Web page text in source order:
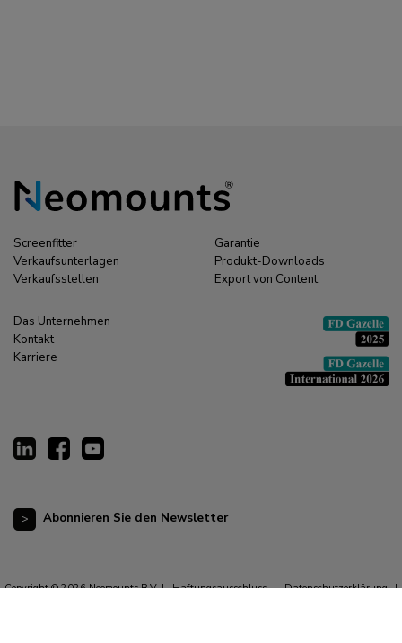
Screenfitter
Verkaufsunterlagen
Verkaufsstellen
Garantie
Produkt-Downloads
Export von Content
Das Unternehmen
Kontakt
Karriere
Abonnieren Sie den Newsletter
Copyright © 2026 Neomounts B.V. | Haftungsausschluss | Datenschutzerklärung |